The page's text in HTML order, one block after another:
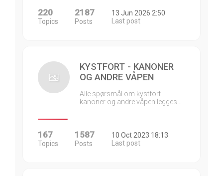
220
Topics
2187
Posts
13 Jun 2026 2:50
Last post
KYSTFORT - KANONER
OG ANDRE VÅPEN
Alle spørsmål om kystfort
kanoner og andre våpen legges…
167
Topics
1587
Posts
10 Oct 2023 18:13
Last post